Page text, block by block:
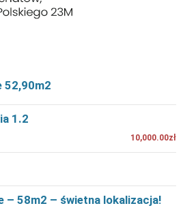
52,90m2
1.2
10,000.00zł
– 58m2 – świetna lokalizacja!